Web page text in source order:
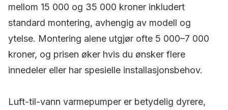
mellom 15 000 og 35 000 kroner inkludert
standard montering, avhengig av modell og
ytelse. Montering alene utgjør ofte 5 000–7 000
kroner, og prisen øker hvis du ønsker flere
innedeler eller har spesielle installasjonsbehov.
Luft-til-vann varmepumper er betydelig dyrere,